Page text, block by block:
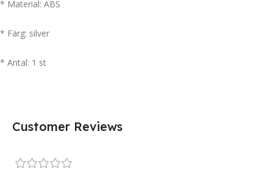
* Material: ABS
* Färg: silver
* Antal: 1 st
Customer Reviews